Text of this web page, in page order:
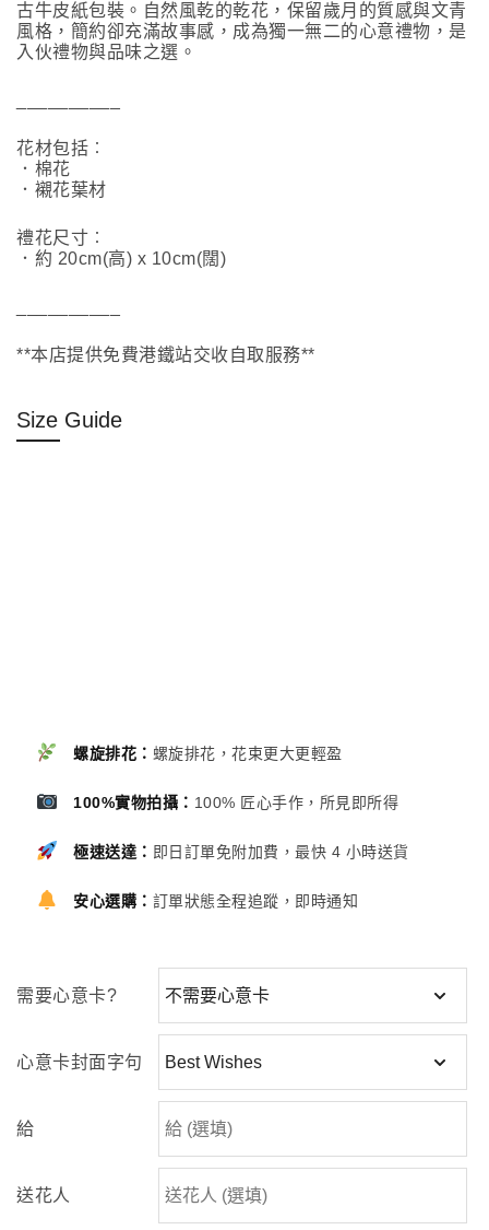
古牛皮紙包裝。自然風乾的乾花，保留歲月的質感與文青
風格，簡約卻充滿故事感，成為獨一無二的心意禮物，是
入伙禮物與品味之選。
花材包括︰
．棉花
．襯花葉材
禮花尺寸︰
．約 20cm(高) x 10cm(闊)
**本店提供免費港鐵站交收自取服務**
Size Guide
螺旋排花： 螺旋排花，花束更大更輕盈
100%實物拍攝： 100% 匠心手作，所見即所得
極速送達： 即日訂單免附加費，最快 4 小時送貨
安心選購： 訂單狀態全程追蹤，即時通知
需要心意卡?
心意卡封面字句
給
送花人